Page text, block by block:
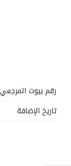
رقم بيوت المرجعي
تاريخ الإضافة